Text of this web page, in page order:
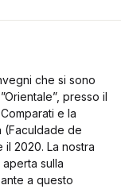
che si sono
presso il
e la
(Faculdade de
il 2020. La nostra
sulla
a questo